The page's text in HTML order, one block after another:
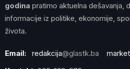
godina pratimo aktuelna dešavanja,
informacije iz politike, ekonomije,
života.
Email: redakcija@glastk.ba